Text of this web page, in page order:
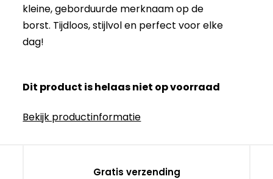
kleine, geborduurde merknaam op de
borst. Tijdloos, stijlvol en perfect voor elke
dag!
Dit product is helaas niet op voorraad
Bekijk productinformatie
Gratis verzending